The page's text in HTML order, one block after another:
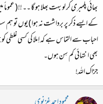
بھائی پلمبری کر لو بہت بھلا ہو گا ۔۔ !! (
کے ایسے ذکر پر برداشت نہ ہوا ) یوں تو
بھی انتہائی کم سِن ہوں۔
جزاک اللہ!